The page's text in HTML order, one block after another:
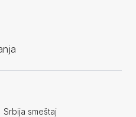
Srbija smeštaj